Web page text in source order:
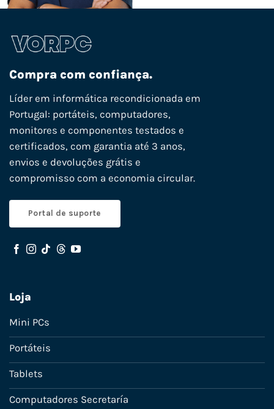
Compra com confiança.
Líder em informática recondicionada em
Portugal: portáteis, computadores,
monitores e componentes testados e
certificados, com garantia até 3 anos,
envios e devoluções grátis e
compromisso com a economia circular.
Portal de suporte
Loja
Mini PCs
Portáteis
Tablets
Computadores Secretaría